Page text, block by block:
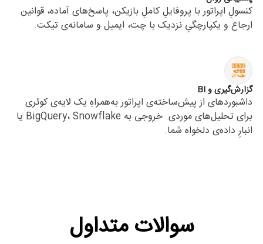
کنسولِ اپراتور با پروفایلِ کاملِ بازیکن، پاسخ‌های آماده، قوانین
ارجاع و یکپارچگیِ نزدیک با چت، ایمیل و سامانه‌ی تیکت.
گزارش‌گیری و BI
داشبوردهای از پیش‌ساخته‌ی اپراتور به‌همراهِ یک لایه‌ی کوئری
برای تحلیل‌های موردی. خروجی به BigQuery، Snowflake یا
انبارِ داده‌ی دلخواه شما.
سوالات متداول